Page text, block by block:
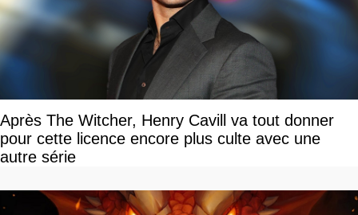
Après The Witcher, Henry Cavill va tout donner
pour cette licence encore plus culte avec une
autre série